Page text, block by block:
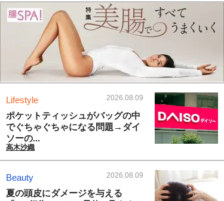
Lifestyle 2026.08.09
ポケットティッシュがバッグの中
でぐちゃぐちゃになる問題→ダイ
ソーの...
高木沙織
Beauty 2026.08.09
夏の頭皮にダメージを与える